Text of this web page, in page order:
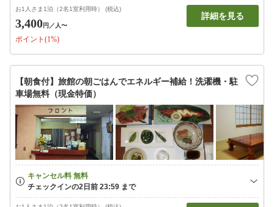
お1人さま1泊（2名1室利用時） (税込)
3,400円 ／人〜
ポイント(1%)
詳細を見る
【朝食付】旅館の朝ごはんでエネルギー補給！洗濯機・駐
車場無料（現金特価）